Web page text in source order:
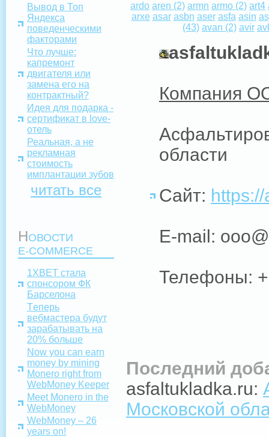
Вывод в Топ
Яндекса
поведенческими
факторами
Что лучше:
капремонт
двигателя или
замена его на
контрактный?
Идея для подарка -
сертификат в love-
отель
Реальная, а не
рекламная
стоимость
имплантации зубов
читать все
НОВОСТИ
E-COMMERCE
1XBET стала
спонсором ФК
Барселона
Tеперь
вебмастера будут
зарабатывать на
20% больше
Now you can earn
money by mining
Monero right from
WebMoney Keeper
Meet Monero in the
WebMoney
WebMoney – 26
years on!
ardo aren (2) armn armo (2) art4
arxe asar asbn aser asfa asin
(43) avan (2) avir
Компания
области
Сайт:
E-mail:
Телефоны:
Последний
asfaltukladka.ru:
Московской